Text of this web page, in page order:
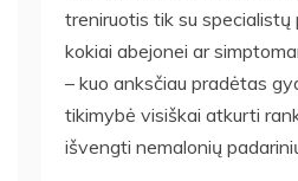
treniruotis tik su specialistų
kokiai abejonei ar
– kuo anksčiau pradėtas
tikimybė visiškai atkurti
išvengti nemalonių